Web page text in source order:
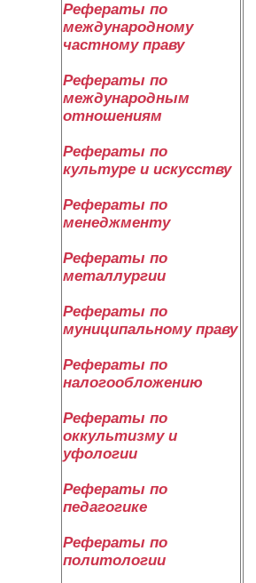
Рефераты по
международному
частному праву
Рефераты по
международным
отношениям
Рефераты по
культуре и искусству
Рефераты по
менеджменту
Рефераты по
металлургии
Рефераты по
муниципальному праву
Рефераты по
налогообложению
Рефераты по
оккультизму и
уфологии
Рефераты по
педагогике
Рефераты по
политологии